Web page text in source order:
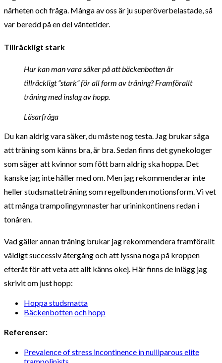
närheten och fråga. Många av oss är ju superöverbelastade, så
var beredd på en del väntetider.
Tillräckligt stark
Hur kan man vara säker på att bäckenbotten är
tillräckligt ”stark” för all form av träning? Framförallt
träning med inslag av hopp.
Läsarfråga
Du kan aldrig vara säker, du måste nog testa. Jag brukar säga
att träning som känns bra, är bra. Sedan finns det gynekologer
som säger att kvinnor som fött barn aldrig ska hoppa. Det
kanske jag inte håller med om. Men jag rekommenderar inte
heller studsmatteträning som regelbunden motionsform. Vi vet
att många trampolingymnaster har urininkontinens redan i
tonåren.
Vad gäller annan träning brukar jag rekommendera framförallt
väldigt successiv återgång och att lyssna noga på kroppen
efteråt för att veta att allt känns okej. Här finns de inlägg jag
skrivit om just hopp:
Hoppa studsmatta
Bäckenbotten och hopp
Referenser:
Prevalence of stress incontinence in nulliparous elite